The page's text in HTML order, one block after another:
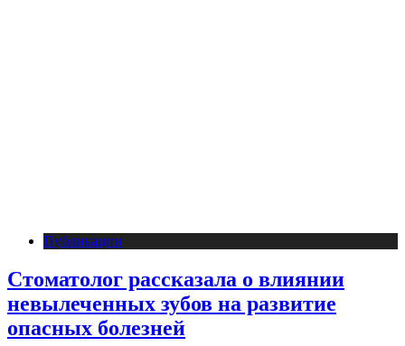
Публикации
Стоматолог рассказала о влиянии
невылеченных зубов на развитие
опасных болезней